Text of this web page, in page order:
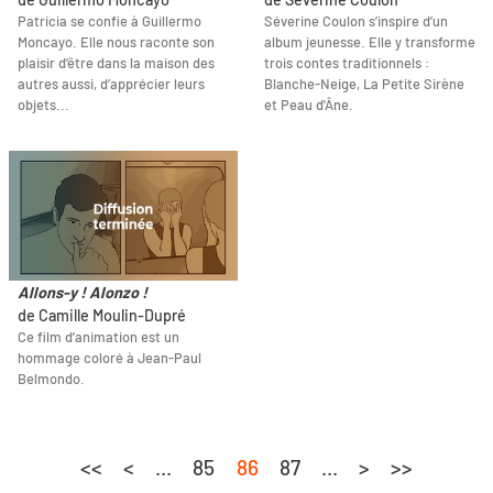
Patricia se confie à Guillermo
Moncayo. Elle nous raconte son
plaisir d’être dans la maison des
autres aussi, d’apprécier leurs
objets...
Séverine Coulon s’inspire d’un
album jeunesse. Elle y transforme
trois contes traditionnels :
Blanche-Neige, La Petite Sirène
et Peau d'Âne.
Allons-y ! Alonzo !
de Camille Moulin-Dupré
Ce film d’animation est un
hommage coloré à Jean-Paul
Belmondo.
<< < ... 85 86 87 ... > >>